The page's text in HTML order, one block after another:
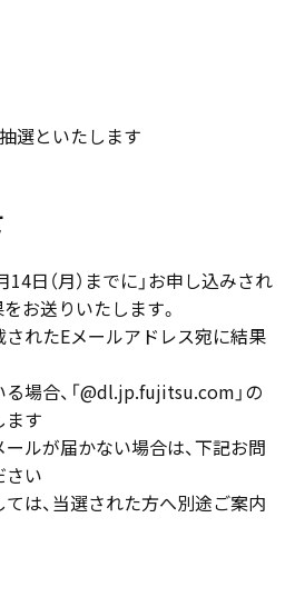
選といたします
14日（月）までに」お申し込みされ
お送りいたします。
れたEメールアドレス宛に結果
場合、「@dl.jp.fujitsu.com」の
ます
ルが届かない場合は、下記お問
さい
は、当選された方へ別途ご案内